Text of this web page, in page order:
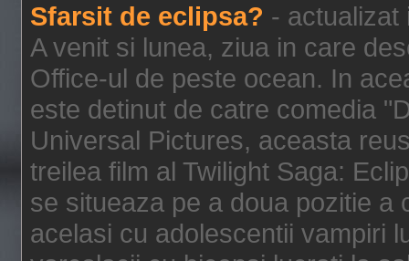
Sfarsit de eclipsa? - actualizat
A venit si lunea, ziua in care
Office-ul de peste ocean. In
este detinut de catre comedia
Universal Pictures, aceasta
treilea film al Twilight Saga:
se situeaza pe a doua pozitie a
acelasi cu adolescentii vampiri